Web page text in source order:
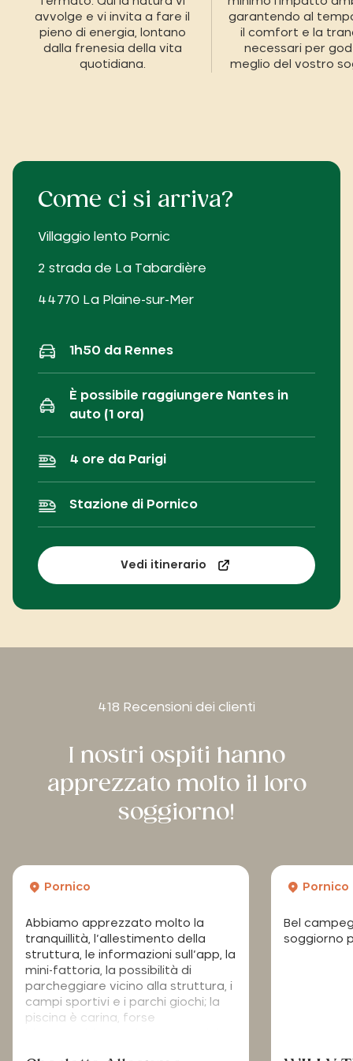
avvolge e vi invita a fare il
pieno di energia, lontano
dalla frenesia della vita
quotidiana.
garantendo al
il comfort e la
necessari per
meglio del vostro
Come ci si arriva?
Villaggio lento Pornic
2 strada de La Tabardière
44770 La Plaine-sur-Mer
1h50 da Rennes
È possibile raggiungere Nantes in
auto (1 ora)
4 ore da Parigi
Stazione di Pornico
Vedi itinerario
418 Recensioni dei clienti
I nostri ospiti hanno
apprezzato molto il loro
soggiorno!
Pornico
Abbiamo apprezzato molto la
tranquillità, l’allestimento della
struttura, le informazioni sull’app, la
mini-fattoria, la possibilità di
parcheggiare vicino alla struttura, i
campi sportivi e i parchi giochi; la
piscina è carina, forse
Pornico
Bel
soggiorno